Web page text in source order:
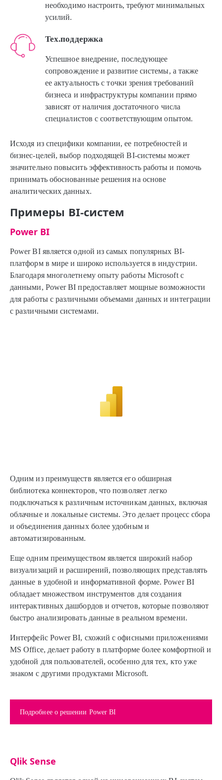
необходимо настроить, требуют минимальных
усилий.
Тех.поддержка
Успешное внедрение, последующее
сопровождение и развитие системы, а также
ее актуальность с точки зрения требований
бизнеса и инфраструктуры компании прямо
зависят от наличия достаточного числа
специалистов с соответствующим опытом.
Исходя из специфики компании, ее потребностей и
бизнес-целей, выбор подходящей BI-системы может
значительно повысить эффективность работы и помочь
принимать обоснованные решения на основе
аналитических данных.
Примеры BI-систем
Power BI
Power BI является одной из самых популярных BI-
платформ в мире и широко используется в индустрии.
Благодаря многолетнему опыту работы Microsoft с
данными, Power BI предоставляет мощные возможности
для работы с различными объемами данных и интеграции
с различными системами.
Одним из преимуществ является его обширная
библиотека коннекторов, что позволяет легко
подключаться к различным источникам данных, включая
облачные и локальные системы. Это делает процесс сбора
и объединения данных более удобным и
автоматизированным.
Еще одним преимуществом является широкий набор
визуализаций и расширений, позволяющих представлять
данные в удобной и информативной форме. Power BI
обладает множеством инструментов для создания
интерактивных дашбордов и отчетов, которые позволяют
быстро анализировать данные в реальном времени.
Интерфейс Power BI, схожий с офисными приложениями
MS Office, делает работу в платформе более комфортной и
удобной для пользователей, особенно для тех, кто уже
знаком с другими продуктами Microsoft.
Подробнее о решении Power BI
Qlik Sense